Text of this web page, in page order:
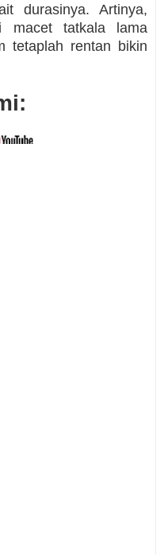
durasinya. Artinya,
macet tatkala lama
tetaplah rentan bikin